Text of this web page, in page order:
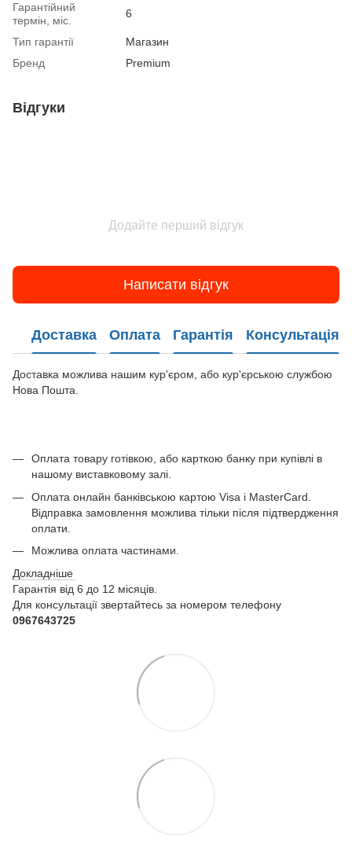
Гарантійний
термін, міс.
6
Тип гарантії
Магазин
Бренд
Premium
Відгуки
Додайте перший відгук
Написати відгук
Доставка Оплата Гарантія Консультація
Доставка можлива нашим кур'єром, або кур'єрською службою
Нова Пошта.
Оплата товару готівкою, або карткою банку при купівлі в
нашому виставковому залі.
Оплата онлайн банківською картою Visa і MasterCard.
Відправка замовлення можлива тільки після підтвердження
оплати.
Можлива оплата частинами.
Докладніше
Гарантія від 6 до 12 місяців.
Для консультації звертайтесь за номером телефону
0967643725